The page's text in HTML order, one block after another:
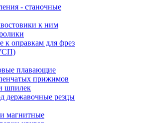
- станочные
к ним
к оправкам для фрез
плавающие
прижимов
шпилек
державочные резцы
магнитные